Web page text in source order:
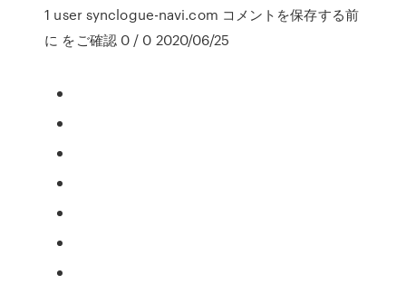
1 user synclogue-navi.com コメントを保存する前
に をご確認 0 / 0 2020/06/25